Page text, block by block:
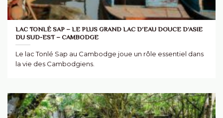
LAC TONLÉ SAP – LE PLUS GRAND LAC D’EAU DOUCE D’ASIE
DU SUD-EST – CAMBODGE
Le lac Tonlé Sap au Cambodge joue un rôle essentiel dans
la vie des Cambodgiens.